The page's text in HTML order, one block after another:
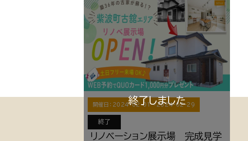
開催日： 2024-02-01〜2024-02-29
終了
リノベーション展示場 完成見学